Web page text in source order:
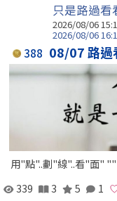
只是路過看
2026/08/06
2026/08/06
388 08/07 路過
用"點"..劃"線"..看"面"
339
3 5 1